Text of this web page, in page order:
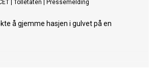
Tolletaten Pressemelding
å gjemme hasjen i gulvet på en